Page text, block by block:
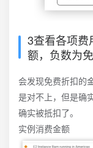
3查看各项费
额，负数为
会发现免费折扣的
是对不上，但是确
确实被抵扣了。
实例消费金额